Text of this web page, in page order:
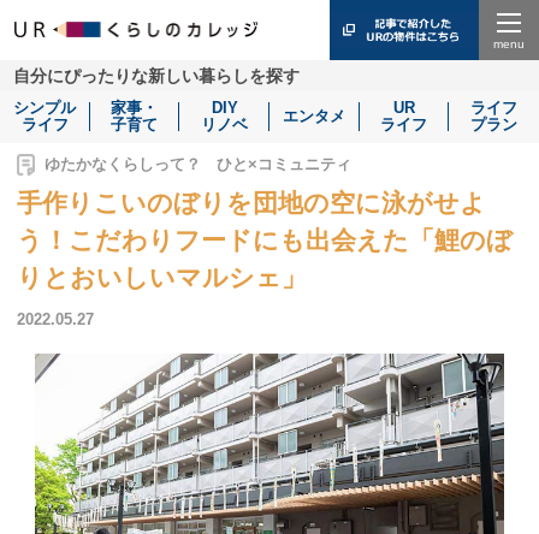
自分にぴったりな新しい暮らしを探す
シンプル
ライフ
家事・
子育て
DIY
リノベ
エンタメ
UR
ライフ
ライフ
プラン
ゆたかなくらしって？ ひと×コミュニティ
手作りこいのぼりを団地の空に泳がせよ
う！こだわりフードにも出会えた「鯉のぼ
りとおいしいマルシェ」
2022.05.27